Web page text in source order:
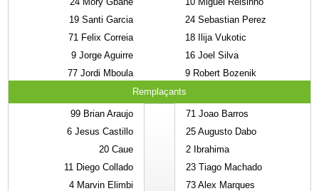
19 Santi Garcia
71 Felix Correia
9 Jorge Aguirre
77 Jordi Mboula
24 Sebastian Perez
18 Ilija Vukotic
16 Joel Silva
9 Robert Bozenik
Remplaçants
99 Brian Araujo
6 Jesus Castillo
20 Caue
11 Diego Collado
4 Marvin Elimbi
71 Joao Barros
25 Augusto Dabo
2 Ibrahima
23 Tiago Machado
73 Alex Marques